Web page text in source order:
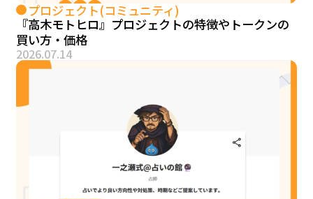
プロジェクト(コミュニティ)
『高木モトヒロ』プロジェクトの特徴やトークンの
買い方・価格
2026.07.14